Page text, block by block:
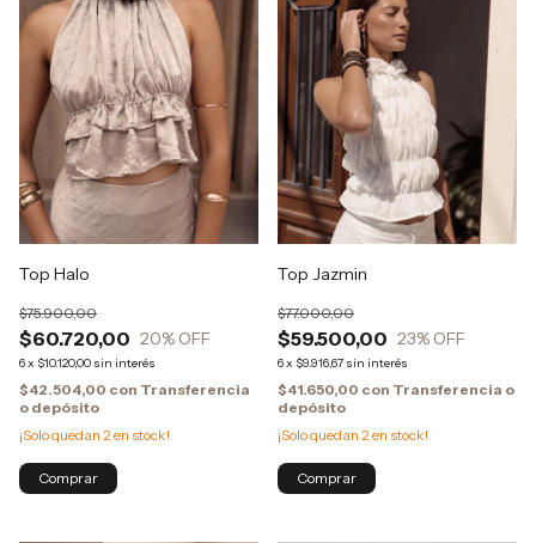
Top Halo
$60.720,00
$75.900,00
20% OFF
6x $10.120,00 sin interés
$42.504,00 con Transferencia
o depósito
¡Solo quedan 2en stock!
Top Jazmin
$59.500,00
$77.000,00
23% OFF
6x $9.916,67 sin interés
$41.650,00 con Transferencia o
depósito
¡Solo quedan 2en stock!